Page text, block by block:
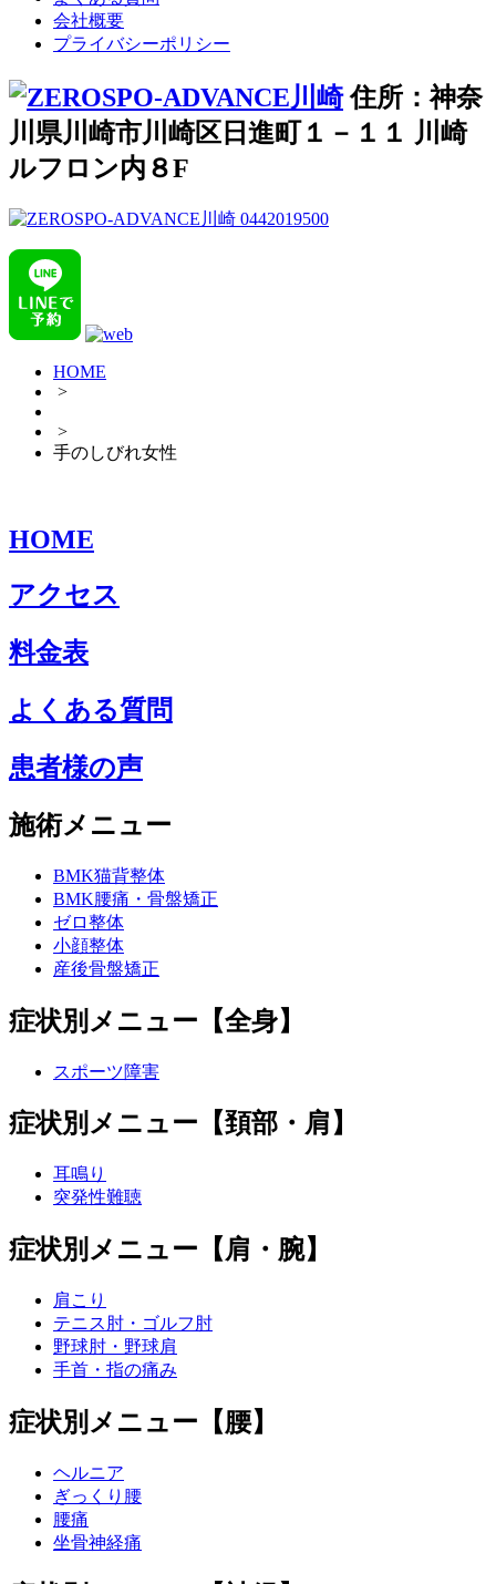
会社概要
プライバシーポリシー
住所：神奈
川県川崎市川崎区日進町１－１１ 川崎
ルフロン内８F
HOME
>
>
手のしびれ女性
HOME
アクセス
料金表
よくある質問
患者様の声
施術メニュー
BMK猫背整体
BMK腰痛・骨盤矯正
ゼロ整体
小顔整体
産後骨盤矯正
症状別メニュー【全身】
スポーツ障害
症状別メニュー【頚部・肩】
耳鳴り
突発性難聴
症状別メニュー【肩・腕】
肩こり
テニス肘・ゴルフ肘
野球肘・野球肩
手首・指の痛み
症状別メニュー【腰】
ヘルニア
ぎっくり腰
腰痛
坐骨神経痛